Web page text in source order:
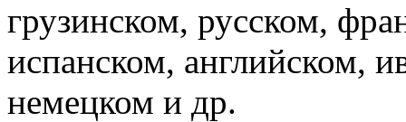
грузинском, русском,
испанском, английском,
немецком и др.